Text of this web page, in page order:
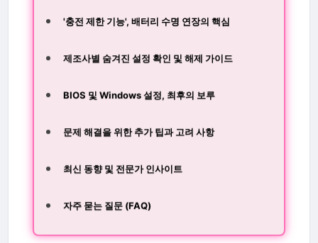
'충전 제한 기능', 배터리 수명 연장의 핵심
제조사별 숨겨진 설정 확인 및 해제 가이드
BIOS 및 Windows 설정, 최후의 보루
문제 해결을 위한 추가 팁과 고려 사항
최신 동향 및 전문가 인사이트
자주 묻는 질문 (FAQ)